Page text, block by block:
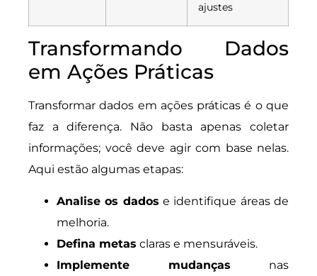
ajustes
Transformando Dados
em Ações Práticas
Transformar dados em ações práticas é o que
faz a diferença. Não basta apenas coletar
informações; você deve agir com base nelas.
Aqui estão algumas etapas:
Analise os dados e identifique áreas de
melhoria.
Defina metas claras e mensuráveis.
Implemente mudanças nas